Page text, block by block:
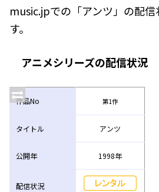
music.jpでの「アンツ」の配信
す。
アニメシリーズの配信状況
作品No 第1作
タイトル アンツ
公開年 1998年
配信状況